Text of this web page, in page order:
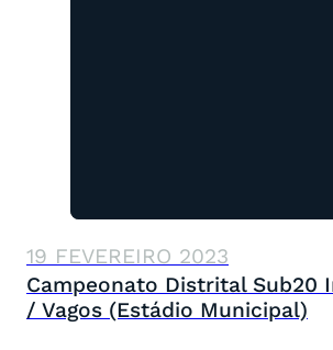
19 FEVEREIRO 2023
Campeonato Distrital Sub20
/ Vagos (Estádio Municipal)